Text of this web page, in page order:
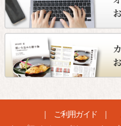
ご利用ガイド